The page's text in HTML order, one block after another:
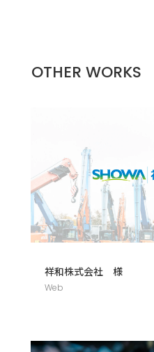
OTHER WORKS
祥和株式会社 様
Web